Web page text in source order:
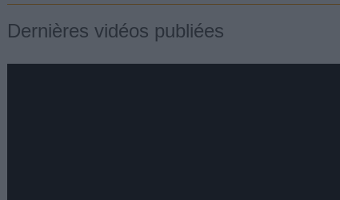
Dernières vidéos publiées